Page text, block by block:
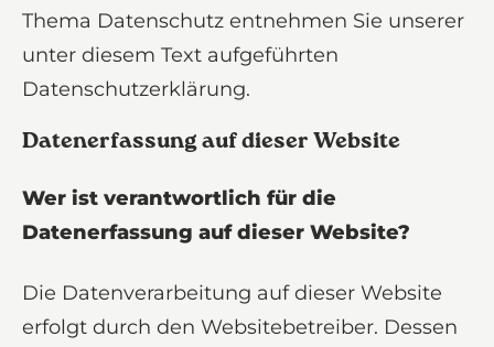
Thema Datenschutz entnehmen Sie unserer
unter diesem Text aufgeführten
Datenschutzerklärung.
Datenerfassung auf dieser Website
Wer ist verantwortlich für die
Datenerfassung auf dieser Website?
Die Datenverarbeitung auf dieser Website
erfolgt durch den Websitebetreiber. Dessen